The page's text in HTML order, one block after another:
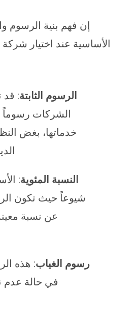
إن فهم بنية الرسوم
الأساسية عند اختيار
الرسوم الثابتة:
الشركات رسوماً
خدماتها، بغض
النسبة المئوية:
شيوعاً حيث تكون
عن نسبة
رسوم الغياب: هذه
في حالة عدم